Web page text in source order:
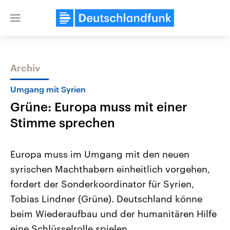
Close
Themen
Landtagswahl Sachsen-Anhalt
2026
Alle Informationen
Sachsen-Anhalt wählt am 6.
September 2026 einen neuen
Landtag. Seit 2021 wird das
Bundesland von einer Koalition aus
USA
Aktuelle Beiträge,
Hintergründe
Wirtschaftlich und
gehören die Vereinigten
den mächtigsten Ländern
Archiv
Umgang mit Syrien
Grüne: Europa muss mit einer
Stimme sprechen
Europa muss im Umgang mit den neuen
syrischen Machthabern einheitlich vorgehen,
fordert der Sonderkoordinator für Syrien,
Tobias Lindner (Grüne). Deutschland könne
beim Wiederaufbau und der humanitären Hilfe